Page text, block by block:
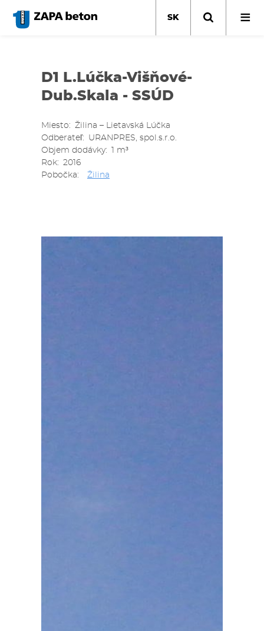
hlavný
SK
D1 L.Lúčka-Višňové-
Dub.Skala - SSÚD
Miesto
Žilina – Lietavská Lúčka
Odberateľ
URANPRES, spol.s.r.o.
Objem dodávky
1 m³
Rok
2016
Pobočka
Žilina